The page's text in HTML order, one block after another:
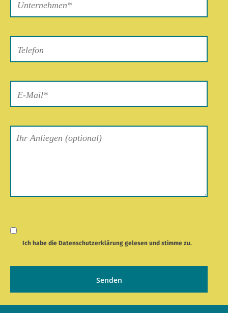
dieses
Feld
leer.
Ich habe dieDatenschutzerklärung gelesen und stimme zu.